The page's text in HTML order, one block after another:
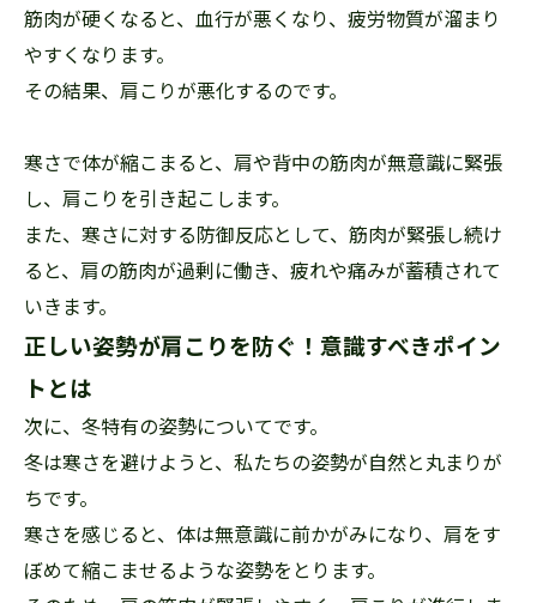
筋肉が硬くなると、血行が悪くなり、疲労物質が溜まり
やすくなります。
その結果、肩こりが悪化するのです。
寒さで体が縮こまると、肩や背中の筋肉が無意識に緊張
し、肩こりを引き起こします。
また、寒さに対する防御反応として、筋肉が緊張し続け
ると、肩の筋肉が過剰に働き、疲れや痛みが蓄積されて
いきます。
正しい姿勢が肩こりを防ぐ！意識すべきポイン
トとは
次に、冬特有の姿勢についてです。
冬は寒さを避けようと、私たちの姿勢が自然と丸まりが
ちです。
寒さを感じると、体は無意識に前かがみになり、肩をす
ぼめて縮こませるような姿勢をとります。